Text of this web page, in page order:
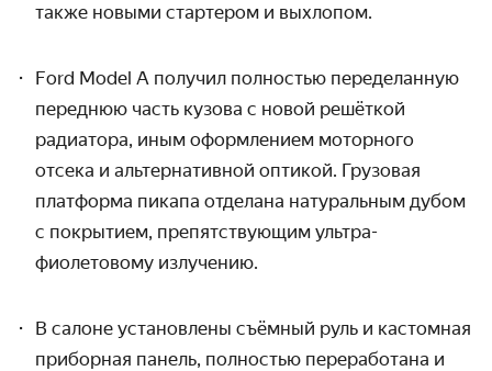
также новыми стартером и выхлопом.
Ford Model A получил полностью переделанную
переднюю часть кузова с новой решёткой
радиатора, иным оформлением моторного
отсека и альтернативной оптикой. Грузовая
платформа пикапа отделана натуральным дубом
с покрытием, препятствующим ультра­
фиолетовому излучению.
В салоне установлены съёмный руль и кастомная
приборная панель, полностью переработана и